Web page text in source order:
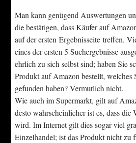
Man kann genügend Auswertungen
die bestätigen, dass Käufer auf
auf der ersten Ergebnisseite treffen.
eines der ersten 5 Suchergebnisse
ehrlich zu sich selbst sind; haben Sie
Produkt auf Amazon bestellt, welches
gefunden haben? Vermutlich nicht.
Wie auch im Supermarkt, gilt auf
desto wahrscheinlicher ist es, dass die
wird. Im Internet gilt dies sogar viel
Einzelhandel; ist das Produkt nicht zu